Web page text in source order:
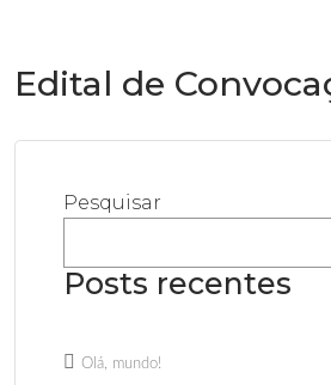
Edital de
Pesquisar
Posts recentes
Olá, mundo!